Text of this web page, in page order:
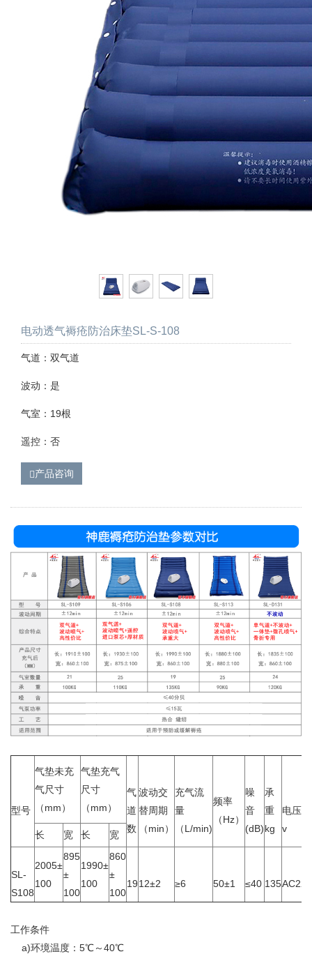
电动透气褥疮防治床垫SL-S-108
气道：双气道
波动：是
气室：19根
遥控：否
产品咨询
型号
气垫未充
气尺寸
（mm）
气垫充气
尺寸
（mm）
气
道
数
波动交
替周期
（min）
充气流
量
（L/min)
频率
（Hz）
噪
音
(dB)
承
重
kg
电压
v
长 宽 长 宽
SL-
S108
2005±
100
895
±
100
1990±
100
860
±
100
1912±2 ≥6 50±1 ≤40 135
工作条件
a)环境温度：5℃～40℃